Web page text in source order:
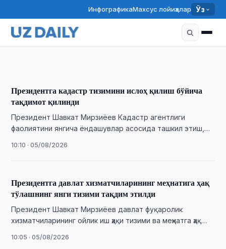
ИнфографикаМахсус лойиҳалар Ўз
Мирзиёев гўшт ва сут ишлаб чиқаришни
кўпайтиришни буюрди
Президентга кадастр тизимини ислоҳ қилиш бўйича
тақдимот қилинди
Президент Шавкат Мирзиёев Кадастр агентлиги
фаолиятини янгича ёндашувлар асосида ташкил этиш,
соддалаштириш бўйича таклифлар тақдимоти …
10:10 · 05/08/2026
Президентга давлат хизматчиларининг меҳнатига ҳақ
тўлашнинг янги тизими тақдим этилди
Президент Шавкат Мирзиёев давлат фуқаролик
хизматчиларининг ойлик иш ҳақи тизими ва меҳнатга ҳақ
тақдимоти билан …
10:05 · 05/08/2026